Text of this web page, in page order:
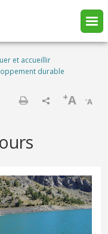
et accueillir
durable
-A
+A